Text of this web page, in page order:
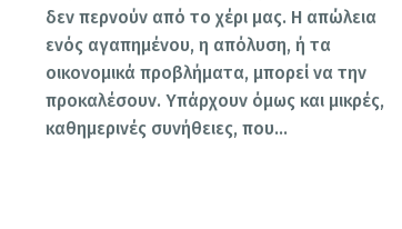
δεν περνούν από το χέρι μας. Η απώλεια
ενός αγαπημένου, η απόλυση, ή τα
οικονομικά προβλήματα, μπορεί να την
προκαλέσουν. Υπάρχουν όμως και μικρές,
καθημερινές συνήθειες, που…